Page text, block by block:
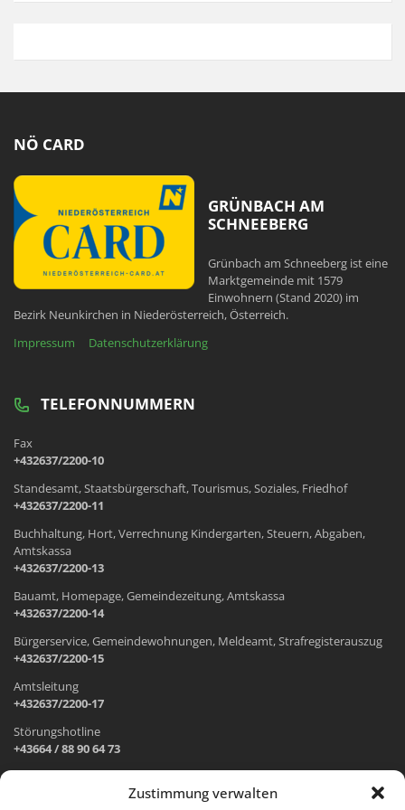
Zustimmung verwalten
NÖ CARD
GRÜNBACH AM
SCHNEEBERG
Grünbach am Schneeberg ist eine
Marktgemeinde mit 1579
Einwohnern (Stand 2020) im
Bezirk Neunkirchen in Niederösterreich, Österreich.
Impressum
Datenschutzerklärung
TELEFONNUMMERN
Fax
+432637/2200-10
Standesamt, Staatsbürgerschaft, Tourismus, Soziales, Friedhof
+432637/2200-11
Buchhaltung, Hort, Verrechnung Kindergarten, Steuern, Abgaben,
Amtskassa
+432637/2200-13
Bauamt, Homepage, Gemeindezeitung, Amtskassa
+432637/2200-14
Bürgerservice, Gemeindewohnungen, Meldeamt, Strafregisterauszug
+432637/2200-15
Amtsleitung
+432637/2200-17
Störungshotline
+43664 / 88 90 64 73